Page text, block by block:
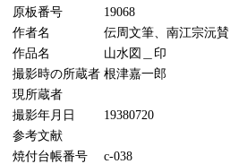
原板番号
19068
作者名
伝周文筆、南江宗沅賛
作品名
山水図＿印
撮影時の所蔵者 根津嘉一郎
現所蔵者
撮影年月日
19380720
参考文献
焼付台帳番号
c-038